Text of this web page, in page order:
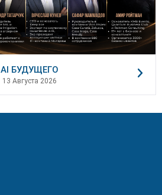
AI БУДУЩЕГО
13 Августа 2026